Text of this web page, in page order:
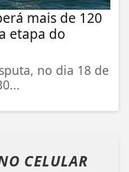
mais de 120
etapa do
no dia 18 de
CELULAR